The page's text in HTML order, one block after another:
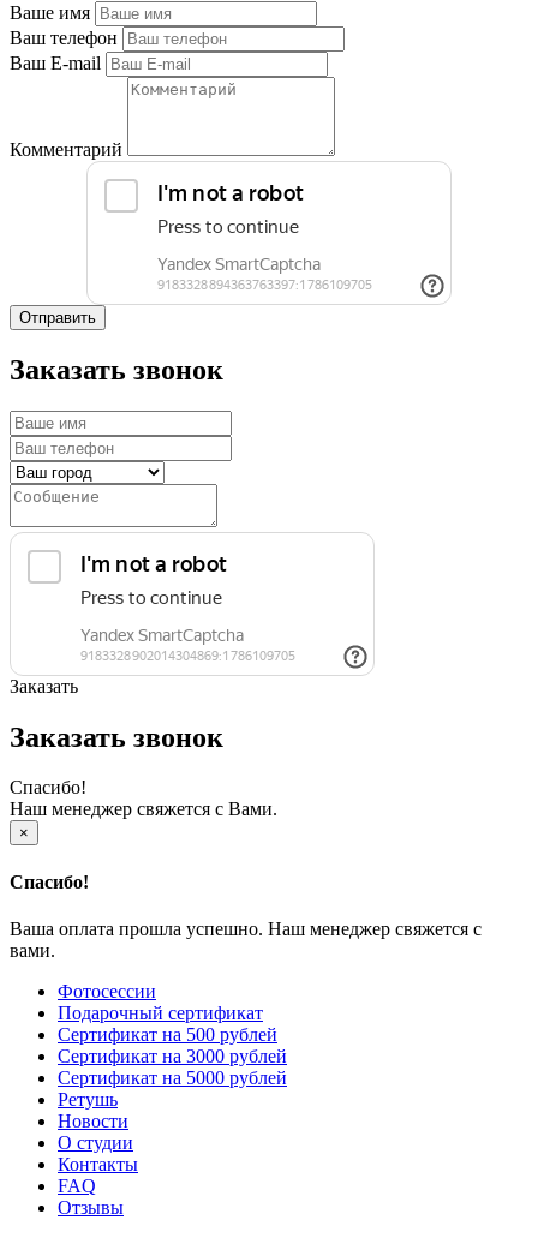
Ваше имя
Ваш телефон
Ваш E-mail
Комментарий
Отправить
Заказать звонок
Заказать
Заказать звонок
Спасибо!
Наш менеджер свяжется с Вами.
×
Спасибо!
Ваша оплата прошла успешно. Наш менеджер свяжется с
вами.
Фотосессии
Подарочный сертификат
Сертификат на 500 рублей
Сертификат на 3000 рублей
Сертификат на 5000 рублей
Ретушь
Новости
О студии
Контакты
FAQ
Отзывы